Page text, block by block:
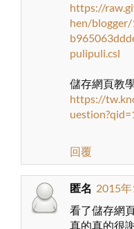
https://
hen/
pulipuli.csl
儲存網頁教
https://
回覆
匿名 2015
看了儲存網
真的真的很